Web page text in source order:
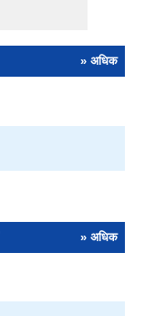
» अधिक
» अधिक